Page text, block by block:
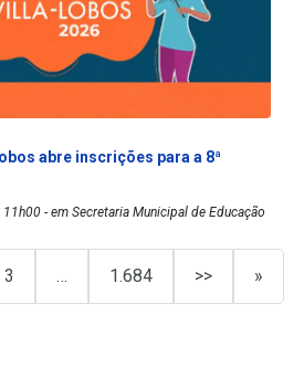
abre inscrições para a 8ª
- em Secretaria Municipal de Educação
3 … 1.684 >> »